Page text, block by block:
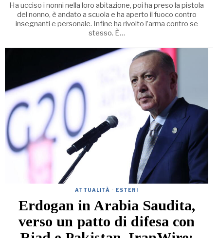
Ha ucciso i nonni nella loro abitazione, poi ha preso la pistola
del nonno, è andato a scuola e ha aperto il fuoco contro
insegnanti e personale. Infine ha rivolto l’arma contro se
stesso. È…
ATTUALITÀ · ESTERI
Erdogan in Arabia Saudita,
verso un patto di difesa con